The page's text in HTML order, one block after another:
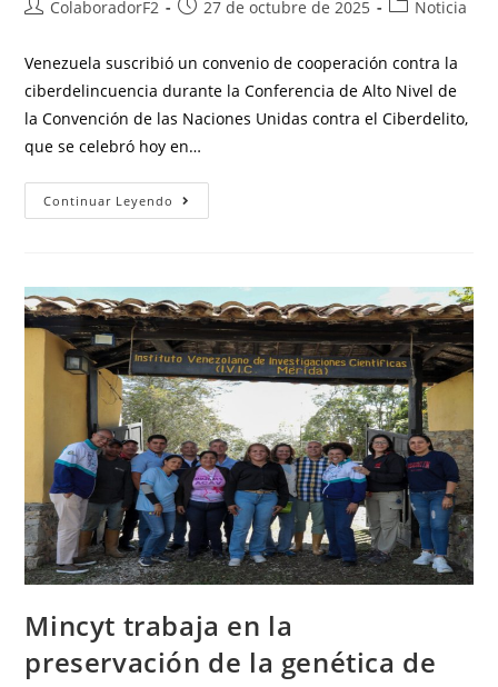
ColaboradorF2 27 de octubre de 2025 Noticia
Venezuela suscribió un convenio de cooperación contra la
ciberdelincuencia durante la Conferencia de Alto Nivel de
la Convención de las Naciones Unidas contra el Ciberdelito,
que se celebró hoy en…
Continuar Leyendo
Mincyt trabaja en la
preservación de la genética de